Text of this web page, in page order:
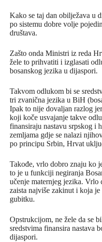
Kako se taj dan obilježava u
po sistemu dobre volje
društava.
Zašto onda Ministri iz reda
žele to prihvatiti i izglasati
bosanskog jezika u dijaspori.
Takvom odlukom bi se
tri zvanična jezika u BiH
Ipak to nije dovaljan razlog
koji koče usvajanje takve
finansiraju nastavu srpskog i
zemljama gdje se nalazi
po principu Srbin, Hrvat
Takođe, vrlo dobro znaju ko
to je u funkciji negiranja
učenje maternjeg jezika.
zaista najviše zakinut i koja je
gubitku.
Opstrukcijom, ne žele da se
sredstvima finansira nastava
dijaspori.